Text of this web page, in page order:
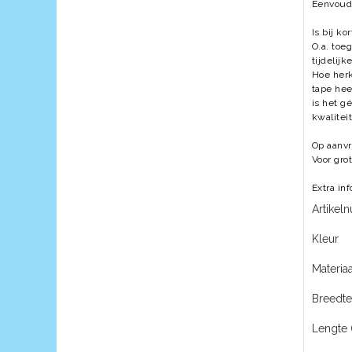
Is bij
O.a.
tijdelijke
Hoe
tape
is het
Op
Voor
Extra
Kleur
Lengte